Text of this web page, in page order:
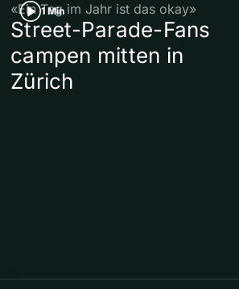
1 Min
«Ein Tag im Jahr ist das okay»
Street-Parade-Fans
campen mitten in
Zürich